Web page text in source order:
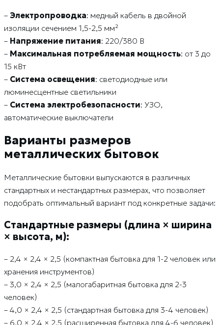
– Электропроводка: медный кабель в двойной
изоляции сечением 1,5-2,5 мм²
– Напряжение питания: 220/380 В
– Максимальная потребляемая мощность: от 3 до
15 кВт
– Система освещения: светодиодные или
люминесцентные светильники
– Система электробезопасности: УЗО,
автоматические выключатели
Варианты размеров
металлических бытовок
Металлические бытовки выпускаются в различных
стандартных и нестандартных размерах, что позволяет
подобрать оптимальный вариант под конкретные задачи:
Стандартные размеры (длина × ширина
× высота, м):
– 2,4 × 2,4 × 2,5 (компактная бытовка для 1-2 человек или
хранения инструментов)
– 3,0 × 2,4 × 2,5 (малогабаритная бытовка для 2-3
человек)
– 4,0 × 2,4 × 2,5 (стандартная бытовка для 3-4 человек)
– 6,0 × 2,4 × 2,5 (расширенная бытовка для 4-6 человек)